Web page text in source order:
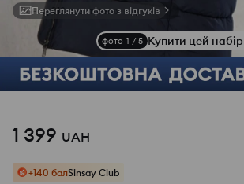
Переглянути фото з відгуків
фото 1 / 5 Купити цей набір
1 399 UAH
+140 балSinsay Club